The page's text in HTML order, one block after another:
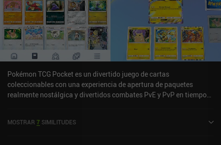
Pokémon TCG Pocket es un divertido juego de cartas
coleccionables con una experiencia de apertura de paquetes
realmente nostálgica y divertidos combates PvE y PvP en tiempo
cartas cada 12 horas, y la experiencia captura a la perfección esa
MOSTRAR 7 SIMILITUDES